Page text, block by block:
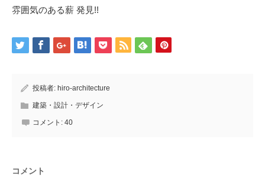
雰囲気のある薪 発見!!
投稿者: hiro-architecture
建築・設計・デザイン
コメント: 40
コメント